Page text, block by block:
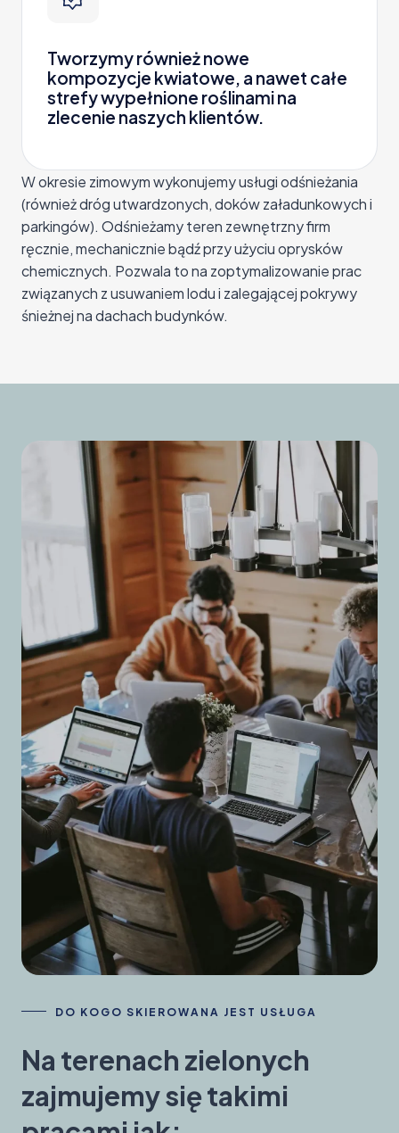
Tworzymy również nowe
kompozycje kwiatowe, a nawet całe
strefy wypełnione roślinami na
zlecenie naszych klientów.
W okresie zimowym wykonujemy usługi odśnieżania
(również dróg utwardzonych, doków załadunkowych i
parkingów). Odśnieżamy teren zewnętrzny firm
ręcznie, mechanicznie bądź przy użyciu oprysków
chemicznych. Pozwala to na zoptymalizowanie prac
związanych z usuwaniem lodu i zalegającej pokrywy
śnieżnej na dachach budynków.
DO KOGO SKIEROWANA JEST USŁUGA
Na terenach zielonych
zajmujemy się takimi